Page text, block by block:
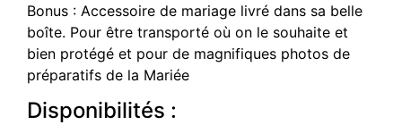
Bonus : Accessoire de mariage livré dans sa belle
boîte. Pour être transporté où on le souhaite et
bien protégé et pour de magnifiques photos de
préparatifs de la Mariée
Disponibilités :